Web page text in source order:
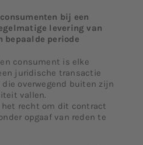
bij een
levering van
bepaalde periode
consument is elke
juridische transactie
overwegend buiten zijn
vallen.
recht om dit contract
opgaaf van reden te